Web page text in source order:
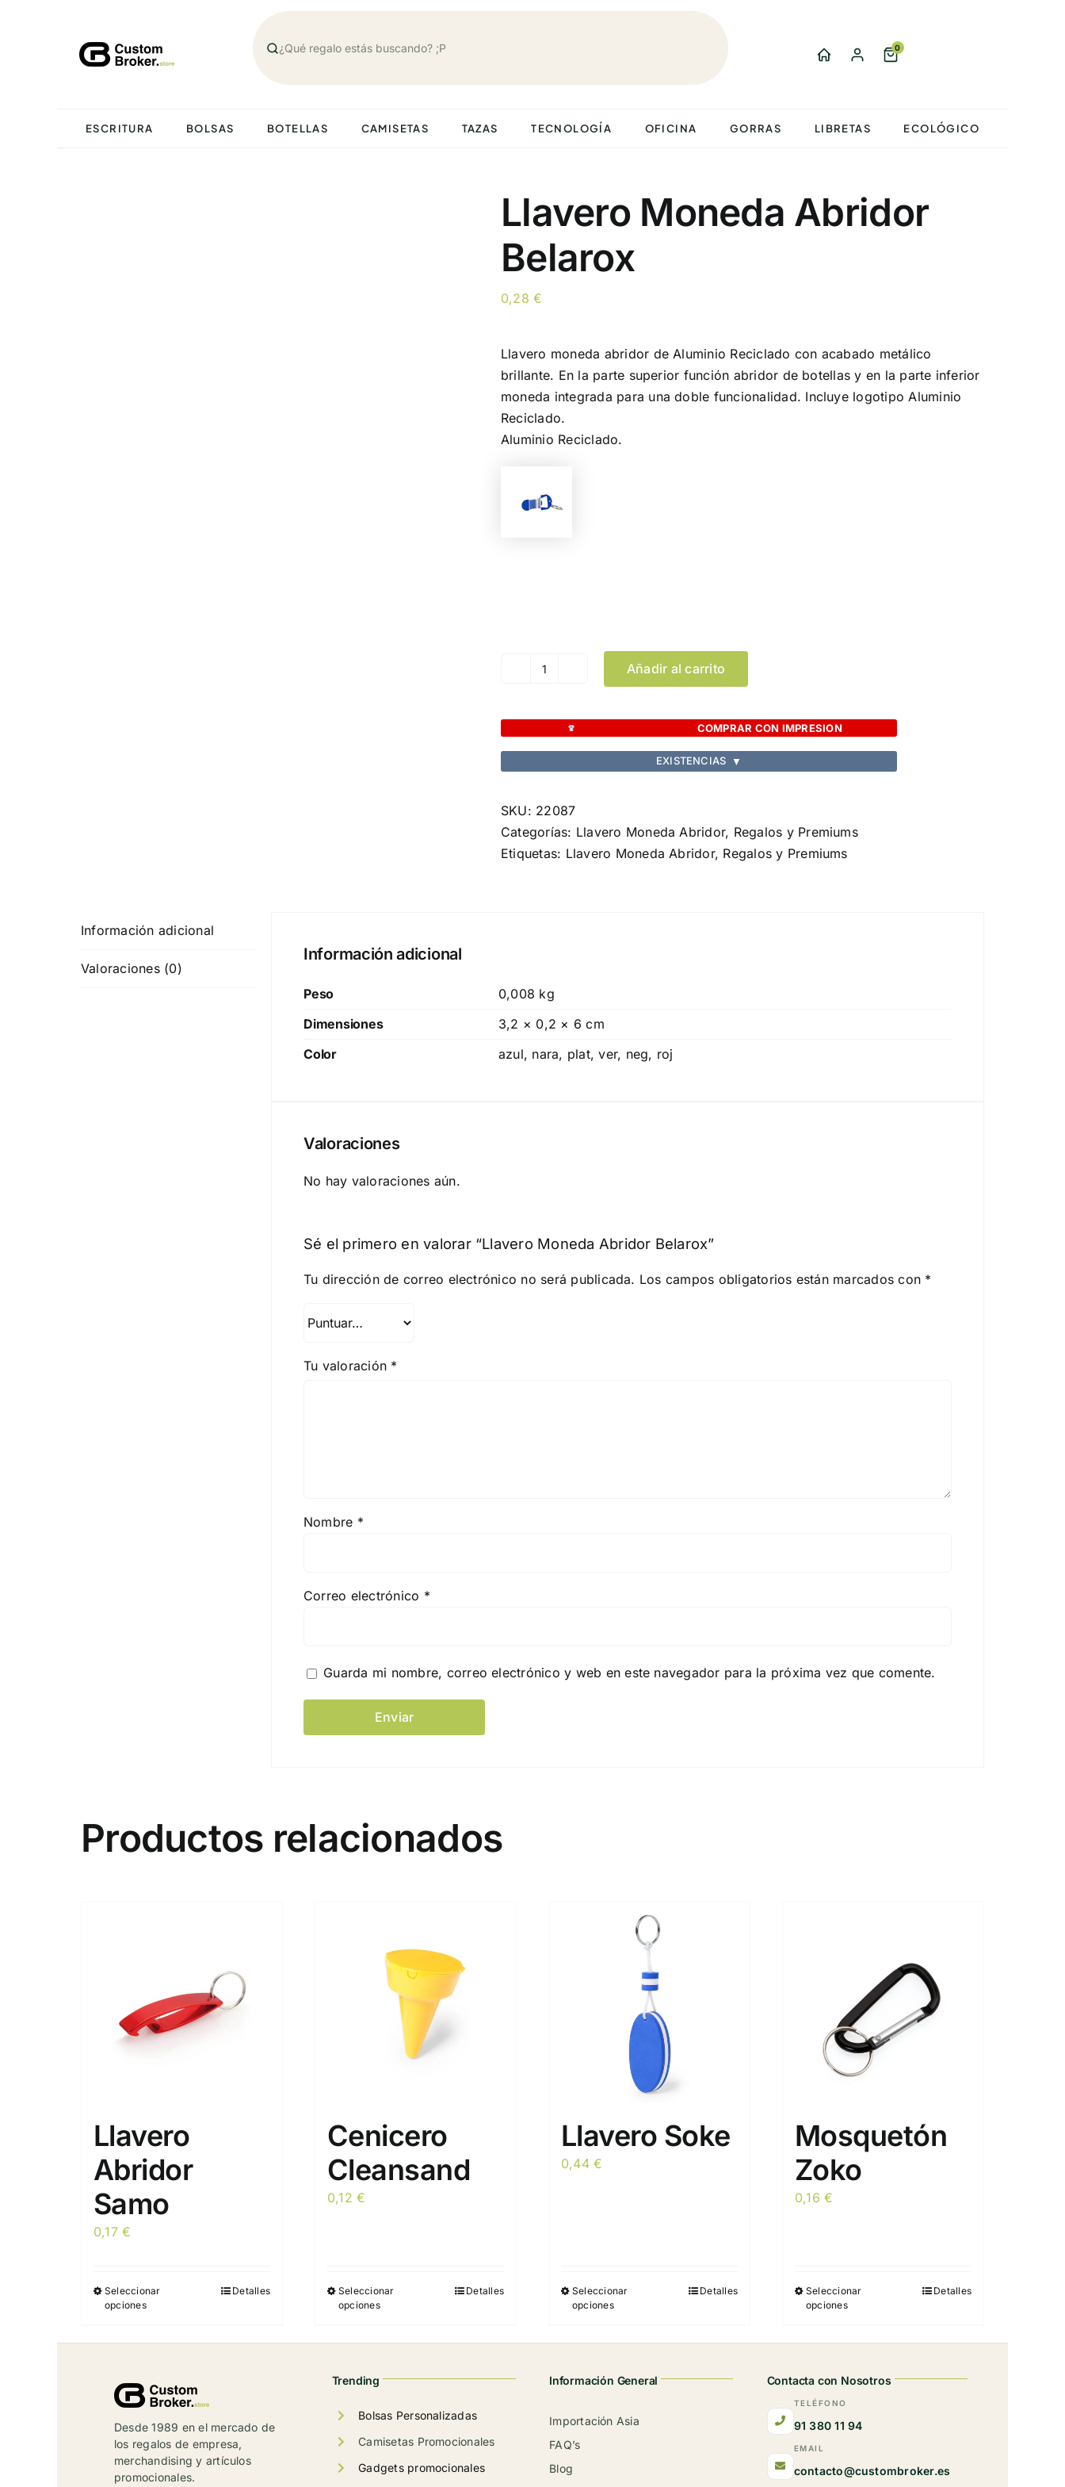
0
ESCRITURA BOLSAS BOTELLAS CAMISETAS TAZAS TECNOLOGÍA OFICINA GORRAS LIBRETAS ECOLÓGICO
Llavero Moneda Abridor
Belarox
0,28€
Llavero moneda abridor de Aluminio Reciclado con acabado metálico
brillante. En la parte superior función abridor de botellas y en la parte inferior
moneda integrada para una doble funcionalidad. Incluye logotipo Aluminio
Reciclado.
Aluminio Reciclado.
Llavero
Abridor
Belarox
Añadir al carrito
COMPRAR CON IMPRESION
EXISTENCIAS ▼
SKU: 22087
Categorías: Llavero Moneda Abridor, Regalos y Premiums
Etiquetas: Llavero Moneda Abridor, Regalos y Premiums
Información adicional
Valoraciones (0)
Información adicional
Peso
0,008 kg
Dimensiones
3,2 × 0,2 × 6 cm
Color
azul, nara, plat, ver, neg, roj
Valoraciones
No hay valoraciones aún.
Sé el primero en valorar “Llavero Moneda Abridor Belarox”
Tu dirección de correo electrónico no será publicada. Los campos obligatorios están marcados con *
Tu valoración *
Nombre *
Correo electrónico *
Guarda mi nombre, correo electrónico y web en este navegador para la próxima vez que comente.
Productos relacionados
Llavero
Abridor
Samo
0,17€
Seleccionar
opciones
Las
opciones
se
pueden
Detalles
Cenicero
Cleansand
0,12€
Seleccionar
opciones
variantes.
opciones
se
pueden
Detalles
Llavero Soke
0,44€
Seleccionar
opciones
variantes.
Detalles
Mosquetón
Zoko
0,16€
Seleccionar
opciones
variantes.
pueden
Detalles
Desde 1989 en el mercado de
los regalos de empresa,
merchandising y artículos
promocionales.
Trending
Bolsas Personalizadas
Camisetas Promocionales
Gadgets promocionales
Información General
Importación Asia
FAQ’s
Blog
Contacta con Nosotros
TELÉFONO
91 380 11 94
EMAIL
contacto@custombroker.es